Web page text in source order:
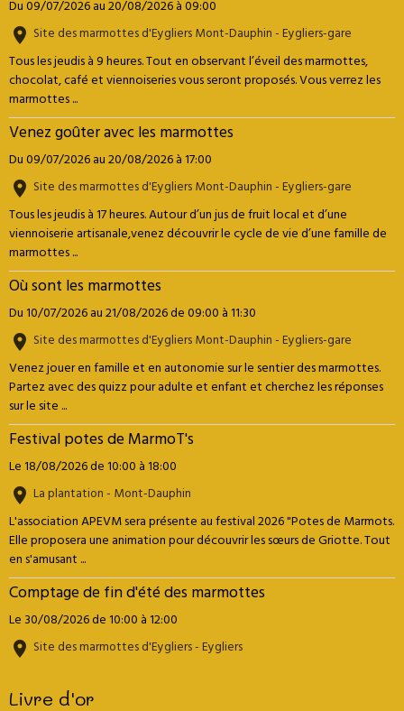
Du 09/07/2026au 20/08/2026à 09:00
Site des marmottes d'Eygliers Mont-Dauphin - Eygliers-gare
Tous les jeudis à 9 heures. Tout en observant l’éveil des marmottes,
chocolat, café et viennoiseries vous seront proposés. Vous verrez les
marmottes ...
Venez goûter avec les marmottes
Du 09/07/2026au 20/08/2026à 17:00
Site des marmottes d'Eygliers Mont-Dauphin - Eygliers-gare
Tous les jeudis à 17 heures. Autour d’un jus de fruit local et d’une
viennoiserie artisanale,venez découvrir le cycle de vie d’une famille de
marmottes ...
Où sont les marmottes
Du 10/07/2026au 21/08/2026de 09:00à 11:30
Site des marmottes d'Eygliers Mont-Dauphin - Eygliers-gare
Venez jouer en famille et en autonomie sur le sentier des marmottes.
Partez avec des quizz pour adulte et enfant et cherchez les réponses
sur le site ...
Festival potes de MarmoT's
Le 18/08/2026de 10:00à 18:00
La plantation - Mont-Dauphin
L'association APEVM sera présente au festival 2026 "Potes de Marmots.
Elle proposera une animation pour découvrir les sœurs de Griotte. Tout
en s'amusant ...
Comptage de fin d'été des marmottes
Le 30/08/2026de 10:00à 12:00
Site des marmottes d'Eygliers - Eygliers
Livre d'or